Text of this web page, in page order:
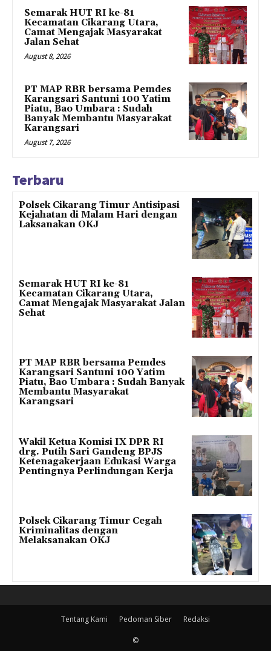
Semarak HUT RI ke-81
Kecamatan Cikarang Utara,
Camat Mengajak Masyarakat
Jalan Sehat
August 8, 2026
PT MAP RBR bersama Pemdes
Karangsari Santuni 100 Yatim
Piatu, Bao Umbara : Sudah
Banyak Membantu Masyarakat
Karangsari
August 7, 2026
Terbaru
Polsek Cikarang Timur Antisipasi
Kejahatan di Malam Hari dengan
Laksanakan OKJ
Semarak HUT RI ke-81
Kecamatan Cikarang Utara,
Camat Mengajak Masyarakat Jalan
Sehat
PT MAP RBR bersama Pemdes
Karangsari Santuni 100 Yatim
Piatu, Bao Umbara : Sudah Banyak
Membantu Masyarakat
Karangsari
Wakil Ketua Komisi IX DPR RI
drg. Putih Sari Gandeng BPJS
Ketenagakerjaan Edukasi Warga
Pentingnya Perlindungan Kerja
Polsek Cikarang Timur Cegah
Kriminalitas dengan
Melaksanakan OKJ
Tentang Kami Pedoman Siber Redaksi
©